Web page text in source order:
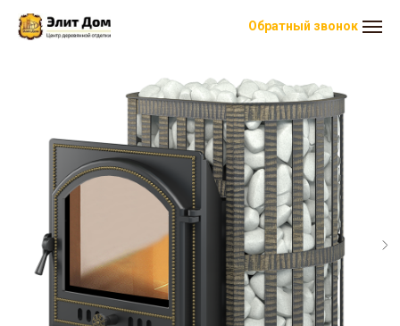
Обратный звонок